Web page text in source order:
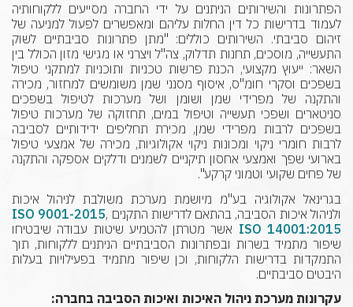
הפתרונות והשירותים הניתנים על ידי החברה מסייעים ללקוחותיה
לעמוד בדרישות כל דין החלות עליהם ומאפשרים לפעול למניעה של
זיהום סביבתי. השירותים כוללים: "מתן פתרונות סביבתיים לשוק
התעשייה, מוסכים, תחנות תדלוק, צה"ל ויצרני או מגישי מזון הכולל בין
השאר: ייעוץ מקצועי, הכנת פרשות טכניות ותוכניות למתקני טיפול
בשפכים וסקרי חומ"ס, איסוף מסנני שמן משומשים למחזור, מכירה
והתקנה של מפרידי שמן ושומן ושל מערכות לטיפול בשפכים
סניטארים ושפכי תעשייה וטיפול במים, תחזוקה של מערכות טיפול
בשפכים לרבות מפרידי שמן, מכירת תחליפים ידידותיים לסביבה
לרבות חומרי ניקוי ומכונות ניקוי אקולוגיות, מכירה של אמצעי טיפול
בארועי שפך ואמצעי אחסון תיקניים לשמנים ודלקים אספקה והתקנה
של פחים שקועי וטמוני קרקע".
בגרינאל אקולוגיה בע"מ מיושמת מערכת משולבת לניהול איכות
ולניהול איכות הסביבה, בהתאם לדרישות התקנים ISO 9001-2015,
ISO 14001:2015 אשר מטרתן להטמיע שיטות עבודה שיבטיחו
שיפור מתמיד בשרות ובפתרונות הסביבתיים הניתנים ללקוחות, תוך
התמקדות בדרישות הלקוחות, וכן שיפור מתמיד בפעילויות בעלות
היבטים סביבתיים.
עקרונות מערכת ניהול האיכות ואיכות הסביבה בחברה: